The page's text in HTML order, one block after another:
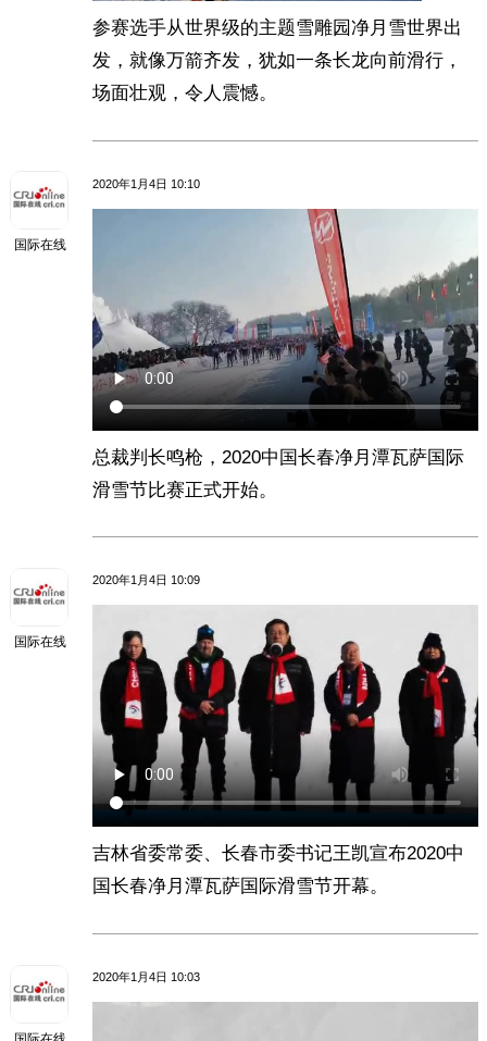
参赛选手从世界级的主题雪雕园净月雪世界出
发，就像万箭齐发，犹如一条长龙向前滑行，
场面壮观，令人震憾。
国际在线
2020年1月4日 10:10
总裁判长鸣枪，2020中国长春净月潭瓦萨国际
滑雪节比赛正式开始。
国际在线
2020年1月4日 10:09
吉林省委常委、长春市委书记王凯宣布2020中
国长春净月潭瓦萨国际滑雪节开幕。
2020年1月4日 10:03